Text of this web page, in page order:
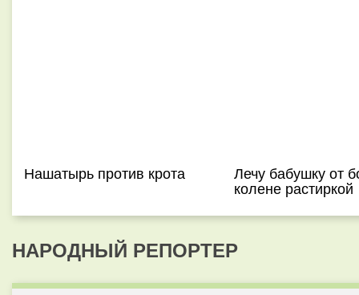
Нашатырь против крота Лечу бабушку от
колене растиркой
НАРОДНЫЙ РЕПОРТЕР